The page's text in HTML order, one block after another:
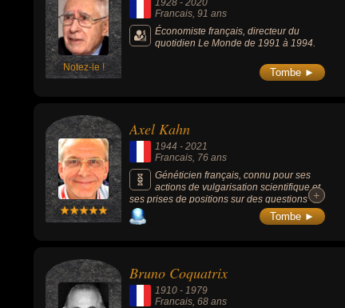
Notez-le !
Francais , 91 ans
Économiste français, directeur du
quotidien Le Monde de 1991 à 1994.
Tombe ►
Axel Kahn
1944 - 2021
Francais , 76 ans
Généticien français, connu pour ses
actions de vulgarisation scientifique et
ses prises de positions sur des questions
éthiques et philosophiques ayant trait à la
médecine et aux biotechnologies,
Paris-Descartes de 2007 à 2011 puis de la
Ligue nationale contre le cancer de 2019 à
+
+
Tombe ►
Bruno Coquatrix
1910 - 1979
Francais, 68 ans